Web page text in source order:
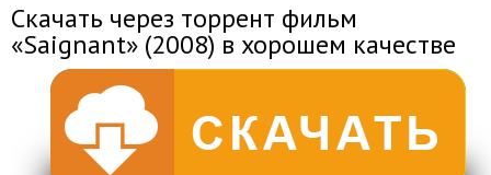
Скачать через торрент фильм
«Saignant» (2008) в хорошем качестве